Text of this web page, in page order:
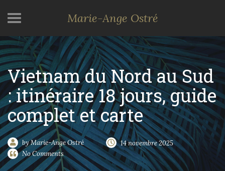
Marie-Ange Ostré
Vietnam du Nord au Sud
: itinéraire 18 jours, guide
complet et carte
by Marie-Ange Ostré
14 novembre 2025
No Comments